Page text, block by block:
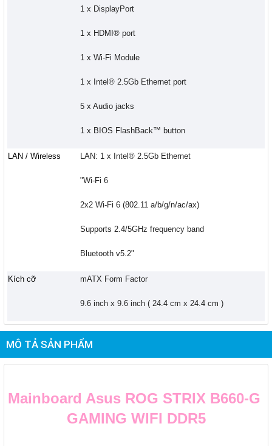
1 x DisplayPort
1 x HDMI® port
1 x Wi-Fi Module
1 x Intel® 2.5Gb Ethernet port
5 x Audio jacks
1 x BIOS FlashBack™ button
LAN / Wireless LAN: 1 x Intel® 2.5Gb Ethernet
"Wi-Fi 6
2x2 Wi-Fi 6 (802.11 a/b/g/n/ac/ax)
Supports 2.4/5GHz frequency band
Bluetooth v5.2"
Kích cỡ mATX Form Factor
9.6 inch x 9.6 inch ( 24.4 cm x 24.4 cm )
MÔ TẢ SẢN PHẨM
Mainboard Asus ROG STRIX B660-G
GAMING WIFI DDR5